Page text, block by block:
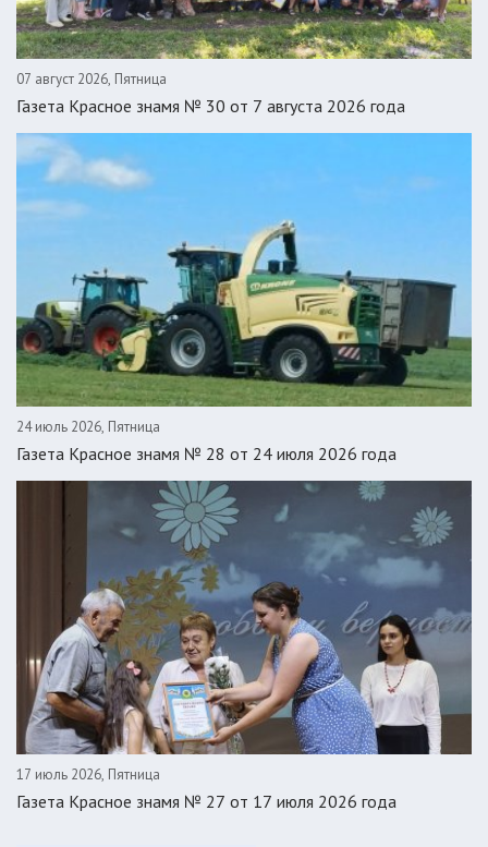
07 август 2026, Пятница
Газета Красное знамя № 30 от 7 августа 2026 года
24 июль 2026, Пятница
Газета Красное знамя № 28 от 24 июля 2026 года
17 июль 2026, Пятница
Газета Красное знамя № 27 от 17 июля 2026 года